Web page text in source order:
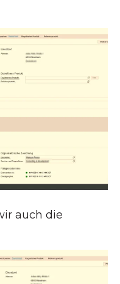
auch die